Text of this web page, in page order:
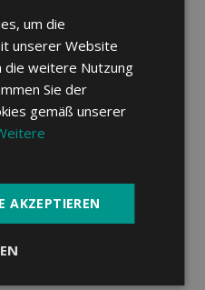
monatlich*
kann in
Hinterland
haben
3 Modellen und 6
lässt sich eine
Abhängig vom Alter
sich daraus die
um die
unserer Website
die weitere Nutzung
Sie der
gemäß unserer
AKZEPTIEREN